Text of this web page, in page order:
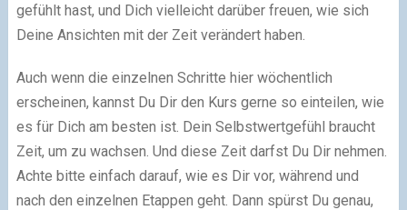
gefühlt hast, und Dich vielleicht darüber freuen, wie sich
Deine Ansichten mit der Zeit verändert haben.
Auch wenn die einzelnen Schritte hier wöchentlich
erscheinen, kannst Du Dir den Kurs gerne so einteilen, wie
es für Dich am besten ist. Dein Selbstwertgefühl braucht
Zeit, um zu wachsen. Und diese Zeit darfst Du Dir nehmen.
Achte bitte einfach darauf, wie es Dir vor, während und
nach den einzelnen Etappen geht. Dann spürst Du genau,